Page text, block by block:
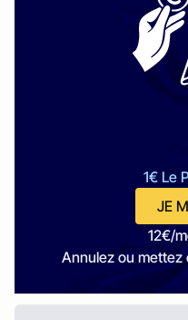
1€ Le
JE
12€/
Annulez ou mettez